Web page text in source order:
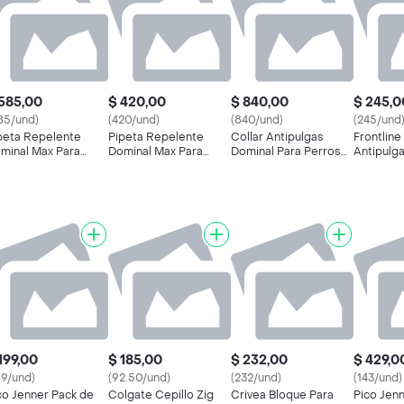
und)
Repelente
Max Para
$ 420,00
(420/und)
Pipeta Repelente
Dominal Max Para
$ 840,00
(840/und)
Collar Antipulgas
Dominal Para Perros
$
(245/und)
Frontline
und)
Jenner Pack de
$ 185,00
(92.50/und)
Colgate Cepillo Zig
$ 232,00
(232/und)
Crivea Bloque Para
$
(143/und)
Pico